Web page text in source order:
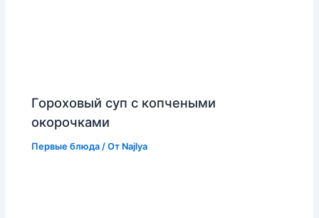
Гороховый суп с копчеными
окорочками
Первые блюда / От Najlya